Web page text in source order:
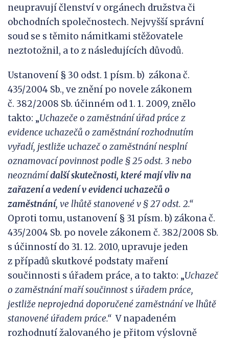
neupravují členství v orgánech družstva či
obchodních společnostech. Nejvyšší správní
soud se s těmito námitkami stěžovatele
neztotožnil, a to z následujících důvodů.
Ustanovení § 30 odst. 1 písm. b) zákona č.
435/2004 Sb., ve znění po novele zákonem
č. 382/2008 Sb. účinném od 1. 1. 2009, znělo
takto: „Uchazeče o zaměstnání úřad práce z
evidence uchazečů o zaměstnání rozhodnutím
vyřadí, jestliže uchazeč o zaměstnání nesplní
oznamovací povinnost podle §25 odst. 3 nebo
neoznámídalší skutečnosti, které mají vliv na
zařazení a vedení v evidenci uchazečů o
zaměstnání, ve lhůtě stanovené v § 27 odst. 2.“
Oproti tomu, ustanovení § 31 písm. b) zákona č.
435/2004 Sb. po novele zákonem č. 382/2008 Sb.
s účinností do 31. 12. 2010, upravuje jeden
z případů skutkové podstaty maření
součinnosti s úřadem práce, a to takto: „Uchazeč
o zaměstnání maří součinnost s úřadem práce,
jestliže neprojedná doporučené zaměstnání ve lhůtě
stanovené úřadem práce.“ V napadeném
rozhodnutí žalovaného je přitom výslovně